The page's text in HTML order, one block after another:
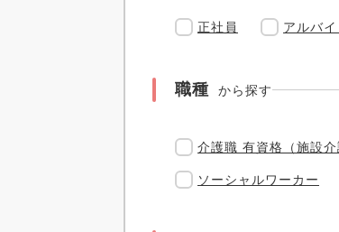
正社員 アルバイ
職種 から探す
介護職 有資格（施設介
ソーシャルワーカー